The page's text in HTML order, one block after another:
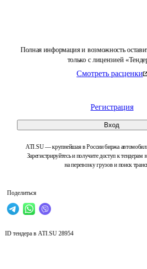
Полная информация и возможность
только с лицензией
Смотреть расценки
Регистрация
Вход
ATI.SU — крупнейшая в России биржа
Зарегистрируйтесь и получите доступ к тендерам
на перевозку грузов и поиск
Поделиться
ID тендера в ATI.SU 28954